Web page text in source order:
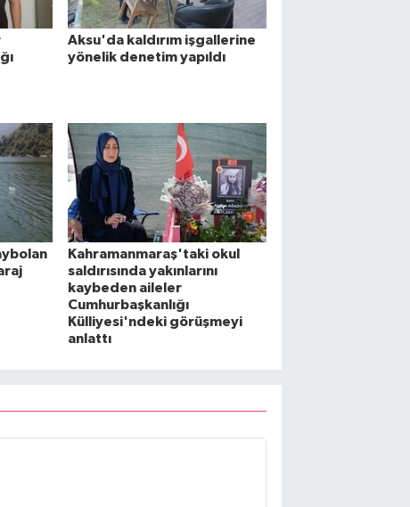
Aksu'da kaldırım işgallerine
yönelik denetim yapıldı
Kahramanmaraş'taki okul
saldırısında yakınlarını
kaybeden aileler
Cumhurbaşkanlığı
Külliyesi'ndeki görüşmeyi
anlattı